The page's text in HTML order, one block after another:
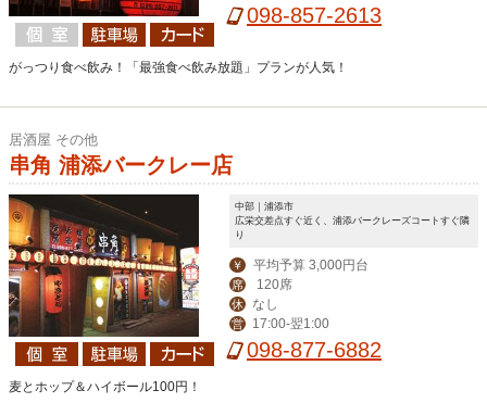
098-857-2613
がっつり食べ飲み！「最強食べ飲み放題」プランが人気！
居酒屋 その他
串角 浦添バークレー店
中部｜浦添市
広栄交差点すぐ近く、浦添バークレーズコートすぐ隣
り
￥ 平均予算 3,000円台
席 120席
休 なし
営 17:00-翌1:00
098-877-6882
麦とホップ＆ハイボール100円！